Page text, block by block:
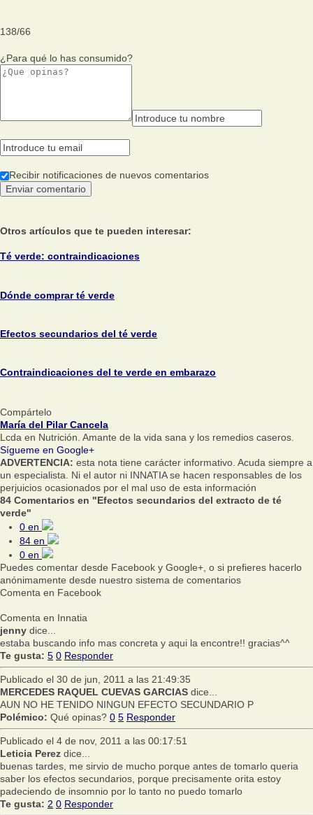
138/66
¿Para qué lo has consumido?
Recibir notificaciones de nuevos comentarios
Otros artículos que te pueden interesar:
Té verde: contraindicaciones
Dónde comprar té verde
Efectos secundarios del té verde
Contraindicaciones del te verde en embarazo
Compártelo
María del Pilar Cancela
Lcda en Nutrición. Amante de la vida sana y los remedios caseros.
Sígueme en Google+
ADVERTENCIA: esta nota tiene carácter informativo. Acuda siempre a
un especialista. Ni el autor ni INNATIA se hacen responsables de los
perjuicios ocasionados por el mal uso de esta información
84 Comentarios en "Efectos secundarios del extracto de té
verde"
0 en
84 en
0 en
Puedes comentar desde Facebook y Google+, o si prefieres hacerlo
anónimamente desde nuestro sistema de comentarios
Comenta en Facebook
Comenta en Innatia
jenny dice...
estaba buscando info mas concreta y aqui la encontre!! gracias^^
Te gusta: 5 0 Responder
Publicado el 30 de jun, 2011 a las 21:49:35
MERCEDES RAQUEL CUEVAS GARCIAS dice...
AUN NO HE TENIDO NINGUN EFECTO SECUNDARIO P
Polémico: Qué opinas? 0 5 Responder
Publicado el 4 de nov, 2011 a las 00:17:51
Leticia Perez dice...
buenas tardes, me sirvio de mucho porque antes de tomarlo queria
saber los efectos secundarios, porque precisamente orita estoy
padeciendo de insomnio por lo tanto no puedo tomarlo
Te gusta: 2 0 Responder